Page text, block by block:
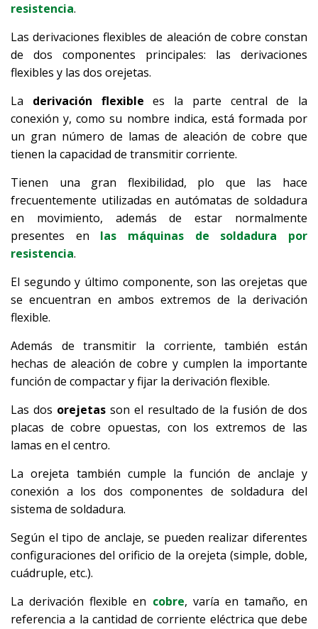
resistencia.
Las derivaciones flexibles de aleación de cobre constan
de dos componentes principales: las derivaciones
flexibles y las dos orejetas.
La derivación flexible es la parte central de la
conexión y, como su nombre indica, está formada por
un gran número de lamas de aleación de cobre que
tienen la capacidad de transmitir corriente.
Tienen una gran flexibilidad, plo que las hace
frecuentemente utilizadas en autómatas de soldadura
en movimiento, además de estar normalmente
presentes en las máquinas de soldadura por
resistencia.
El segundo y último componente, son las orejetas que
se encuentran en ambos extremos de la derivación
flexible.
Además de transmitir la corriente, también están
hechas de aleación de cobre y cumplen la importante
función de compactar y fijar la derivación flexible.
Las dos orejetas son el resultado de la fusión de dos
placas de cobre opuestas, con los extremos de las
lamas en el centro.
La orejeta también cumple la función de anclaje y
conexión a los dos componentes de soldadura del
sistema de soldadura.
Según el tipo de anclaje, se pueden realizar diferentes
configuraciones del orificio de la orejeta (simple, doble,
cuádruple, etc.).
La derivación flexible en cobre, varía en tamaño, en
referencia a la cantidad de corriente eléctrica que debe